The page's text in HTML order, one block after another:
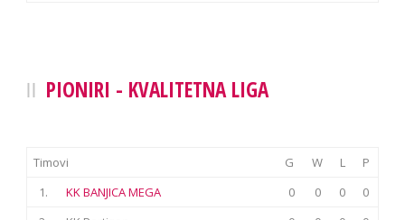
PIONIRI - KVALITETNA LIGA
Timovi G W L
P
1.
KK BANJICA MEGA 0 0 0
0